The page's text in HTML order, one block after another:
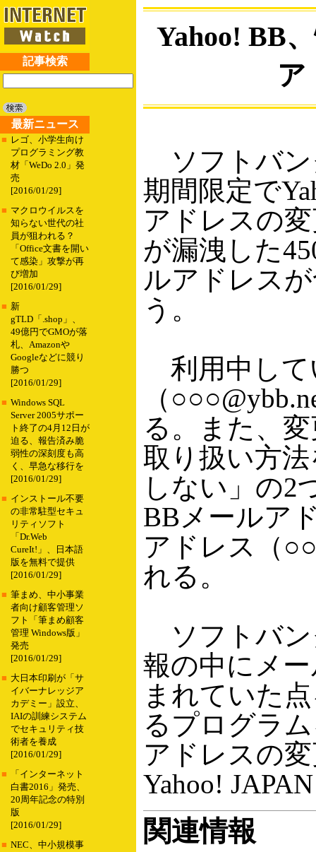
記事検索
最新ニュース
■ レゴ、小学生向け
プログラミング教
材「WeDo 2.0」発
売
[2016/01/29]
■ マクロウイルスを
知らない世代の社
員が狙われる？
「Office文書を開い
て感染」攻撃が再
び増加
[2016/01/29]
■ 新
gTLD「.shop」、
49億円でGMOが落
札、Amazonや
Googleなどに競り
勝つ
[2016/01/29]
■ Windows SQL
Server 2005サポー
ト終了の4月12日が
迫る、報告済み脆
弱性の深刻度も高
く、早急な移行を
[2016/01/29]
■ インストール不要
の非常駐型セキュ
リティソフト
「Dr.Web
CureIt!」、日本語
版を無料で提供
[2016/01/29]
■ 筆まめ、中小事業
者向け顧客管理ソ
フト「筆まめ顧客
管理 Windows版」
発売
[2016/01/29]
■ 大日本印刷が「サ
イバーナレッジア
カデミー」設立、
IAIの訓練システム
でセキュリティ技
術者を養成
[2016/01/29]
■
「インターネット
白書2016」発売、
20周年記念の特別
版
[2016/01/29]
■ NEC、中小規模事
Yahoo! BB
ア
ソフトバン
期間限定で
アドレスの
が漏洩した
ルアドレス
う。
利用中して
（
る。また、
取り扱い方
しない」の2
BBメールア
アドレス（
れる。
ソフトバン
報の中にメ
まれていた
るプログラ
アドレスの
Yahoo!
関連情報